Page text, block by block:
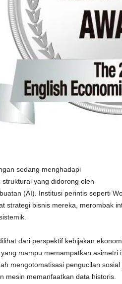
sedang menghadapi
struktural yang didorong oleh
(AI). Institusi perintis seperti
strategi bisnis mereka, merombak
dari perspektif kebijakan
mampu memampatkan
mengotomatisasi pengucilan
mesin memanfaatkan data historis.